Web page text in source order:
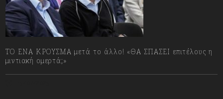
ΤΟ ΕΝΑ ΚΡΟΥΣΜΑ μετά το άλλο! «ΘΑ ΣΠΑΣΕΙ επιτέλους η
μιντιακή ομερτά;»